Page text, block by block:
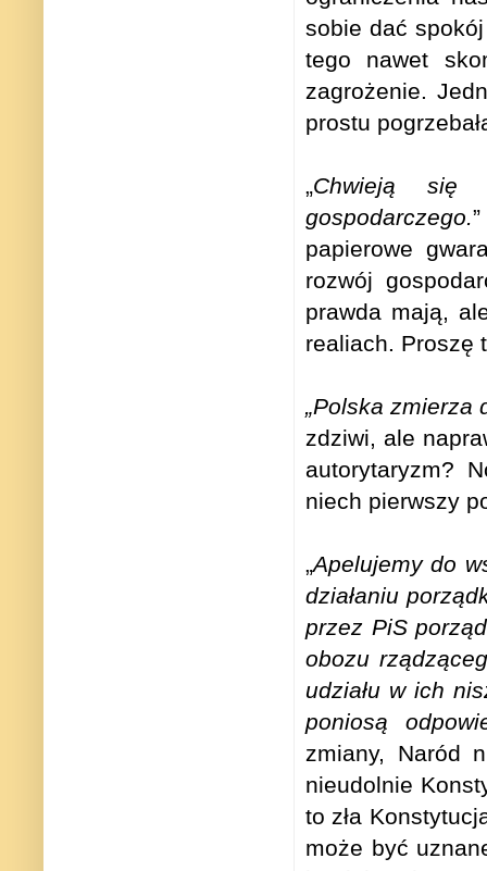
sobie dać
tego nawet
zagrożenie.
prostu
„Chwieją się
gospodarczego.
papierowe
rozwój
prawda mają,
realiach. Proszę
„Polska zmierza
zdziwi, ale
autorytaryzm?
niech pierwszy
„Apelujemy do
działaniu
przez PiS
obozu
udziału w ich
poniosą
zmiany, Naród
nieudolnie
to zła
może być